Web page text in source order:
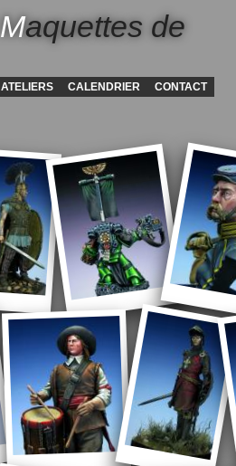
Maquettes de
ATELIERS CALENDRIER CONTACT